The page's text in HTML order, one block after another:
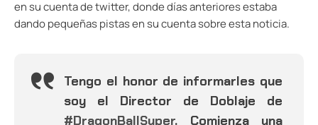
en su cuenta de twitter, donde días anteriores estaba
dando pequeñas pistas en su cuenta sobre esta noticia.
Tengo el honor de informarles que
soy el Director de Doblaje de
#DragonBallSuper. Comienza una